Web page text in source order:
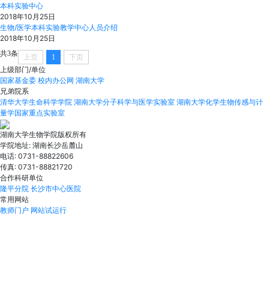
本科实验中心
2018年10月25日
生物/医学本科实验教学中心人员介绍
2018年10月25日
共3条 上页 1 下页
上级部门/单位
国家基金委 校内办公网 湖南大学
兄弟院系
清华大学生命科学学院 湖南大学分子科学与医学实验室 湖南大学化学生物传感与计
量学国家重点实验室
湖南大学生物学院版权所有
学院地址: 湖南长沙岳麓山
电话: 0731-88822606
传真: 0731-88821720
合作科研单位
隆平分院 长沙市中心医院
常用网站
教师门户 网站试运行